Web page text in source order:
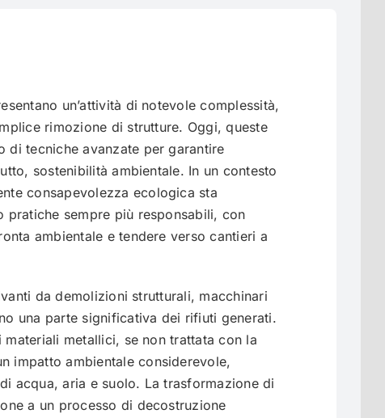
un’attività di notevole complessità,
rimozione di strutture. Oggi, queste
di tecniche avanzate per garantire
sostenibilità ambientale. In un contesto
consapevolezza ecologica sta
pratiche sempre più responsabili, con
ambientale e tendere verso cantieri a
da demolizioni strutturali, macchinari
una parte significativa dei rifiuti generati.
metallici, se non trattata con la
impatto ambientale considerevole,
acqua, aria e suolo. La trasformazione di
a un processo di decostruzione